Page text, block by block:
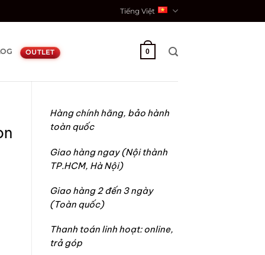
Tiếng Việt
OUTLET 0
Hàng chính hãng, bảo hành
toàn quốc
Giao hàng ngay (Nội thành
TP.HCM, Hà Nội)
Giao hàng 2 đến 3 ngày
(Toàn quốc)
Thanh toán linh hoạt: online,
trả góp